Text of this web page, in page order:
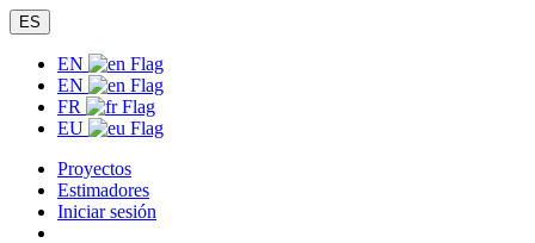
ES
EN
EN
FR
EU
Proyectos
Estimadores
Iniciar sesión